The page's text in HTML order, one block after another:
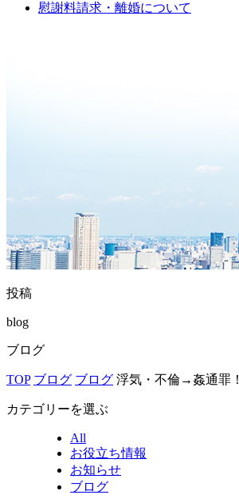
慰謝料請求・離婚について
投稿
blog
ブログ
TOP ブログ ブログ 浮気・不倫→姦通罪！
カテゴリーを選ぶ
All
お役立ち情報
お知らせ
ブログ